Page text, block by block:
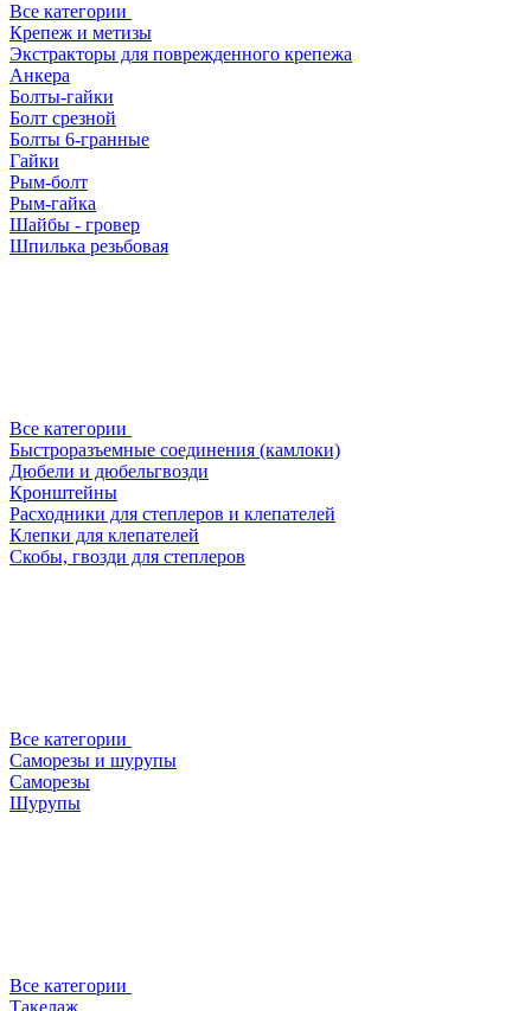
Все категории
Крепеж и метизы
Экстракторы для поврежденного крепежа
Анкера
Болты-гайки
Болт срезной
Болты 6-гранные
Гайки
Рым-болт
Рым-гайка
Шайбы - гровер
Шпилька резьбовая
Все категории
Быстроразъемные соединения (камлоки)
Дюбели и дюбельгвозди
Кронштейны
Расходники для степлеров и клепателей
Клепки для клепателей
Скобы, гвозди для степлеров
Все категории
Саморезы и шурупы
Саморезы
Шурупы
Все категории
Такелаж